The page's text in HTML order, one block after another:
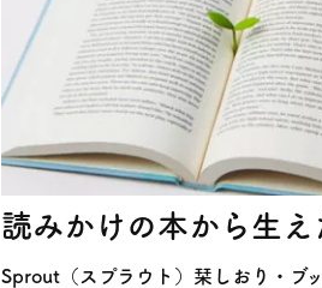
読みかけの本から生え
Sprout（スプラウト）栞しおり・ブ